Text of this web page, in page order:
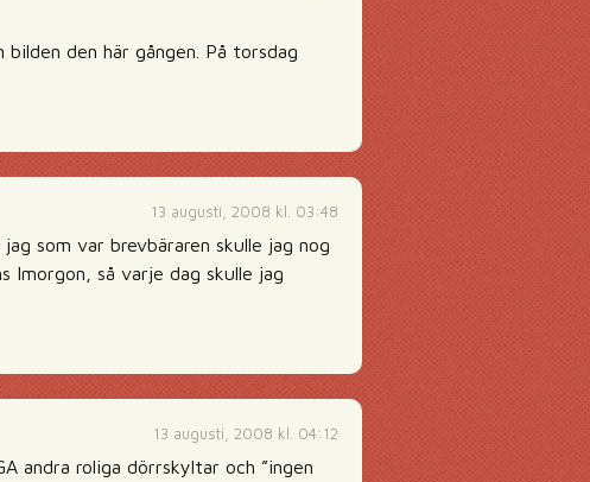
den här gången. På torsdag
13 augusti, 2008 kl. 03:48
som var brevbäraren skulle jag nog
Imorgon, så varje dag skulle jag
13 augusti, 2008 kl. 04:12
andra roliga dörrskyltar och ”ingen